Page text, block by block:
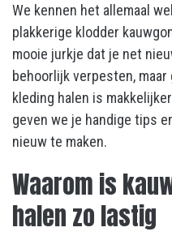
We kennen het allemaal
plakkerige klodder
mooie jurkje dat je net
behoorlijk verpesten,
kleding halen is
geven we je handige tips
nieuw te maken.
Waarom is
halen zo lastig